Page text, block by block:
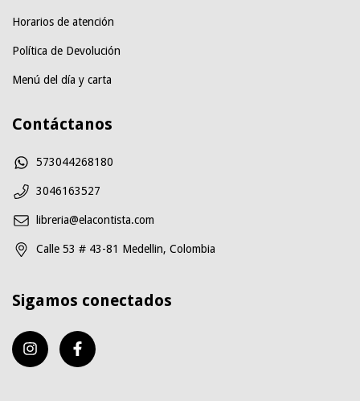
Horarios de atención
Política de Devolución
Menú del día y carta
Contáctanos
573044268180
3046163527
libreria@elacontista.com
Calle 53 # 43-81 Medellin, Colombia
Sigamos conectados